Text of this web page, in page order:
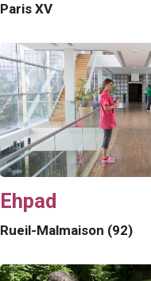
Paris XV
Ehpad
Rueil-Malmaison (92)